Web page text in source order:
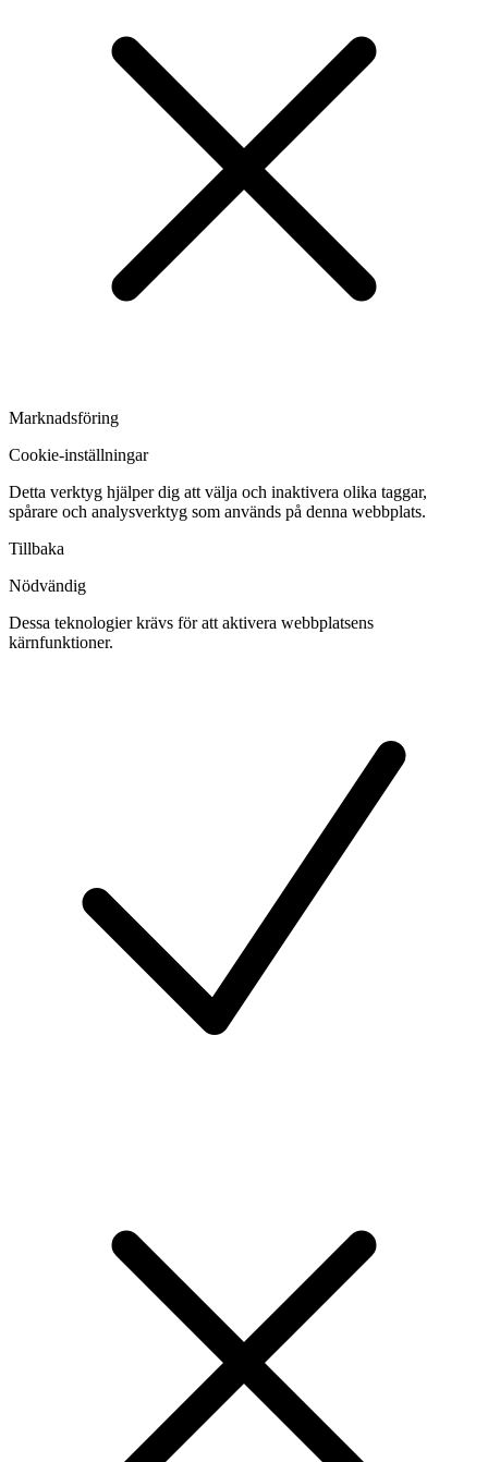
Marknadsföring
Cookie-inställningar
Detta verktyg hjälper dig att välja och inaktivera olika taggar,
spårare och analysverktyg som används på denna webbplats.
Tillbaka
Nödvändig
Dessa teknologier krävs för att aktivera webbplatsens
kärnfunktioner.